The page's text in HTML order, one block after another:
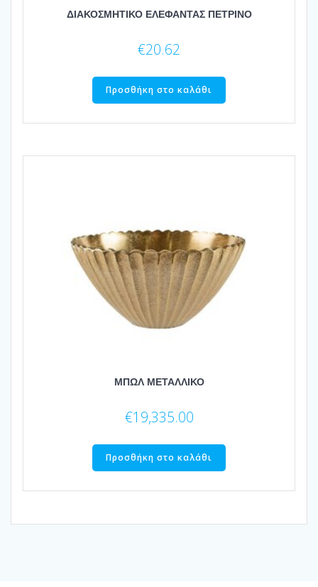
ΔΙΑΚΟΣΜΗΤΙΚΟ ΕΛΕΦΑΝΤΑΣ ΠΕΤΡΙΝΟ
€20.62
Προσθήκη στο καλάθι
ΜΠΩΛ ΜΕΤΑΛΛΙΚΟ
€19,335.00
Προσθήκη στο καλάθι